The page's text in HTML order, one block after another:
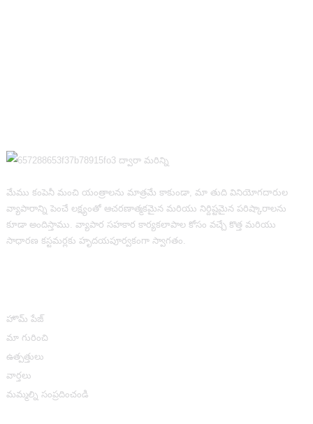
మేము కంపెనీ మంచి యంత్రాలను మాత్రమే కాకుండా, మా తుది వినియోగదారుల
వ్యాపారాన్ని పెంచే లక్ష్యంతో ఆచరణాత్మకమైన మరియు నిర్దిష్టమైన పరిష్కారాలను
కూడా అందిస్తాము. వ్యాపార సహకార కార్యకలాపాల కోసం వచ్చే కొత్త మరియు
సాధారణ కస్టమర్లకు హృదయపూర్వకంగా స్వాగతం.
హొమ్ పేజ్
మా గురించి
ఉత్పత్తులు
వార్తలు
మమ్మల్ని సంప్రదించండి